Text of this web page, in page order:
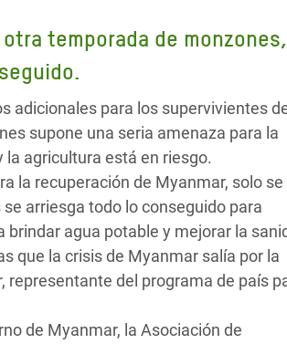
temporada de monzones,
adicionales para los supervivientes
supone una seria amenaza para la
agricultura está en riesgo.
la recuperación de Myanmar, solo se
arriesga todo lo conseguido para
agua potable y mejorar la
que la crisis de Myanmar salía por la
representante del programa de país
de Myanmar, la Asociación de